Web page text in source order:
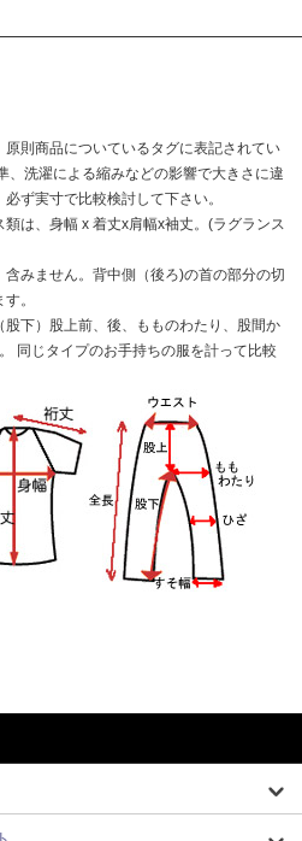
則商品についているタグに表記されてい
、洗濯による縮みなどの影響で大きさに違
ず実寸で比較検討して下さい。
は、身幅 x 着丈x肩幅x袖丈。(ラグランス
みません。背中側（後ろ)の首の部分の切
。
下）股上前、後、もものわたり、股間か
同じタイプのお手持ちの服を計って比較